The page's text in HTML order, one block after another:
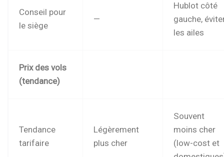
Conseil pour
le siège
—
Hublot côté
gauche,
les ailes
Prix des vols
(tendance)
Tendance
tarifaire
Légèrement
plus cher
Souvent
moins cher
(low-cost et